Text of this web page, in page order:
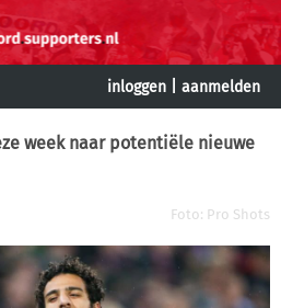
inloggen aanmelden
week naar potentiële nieuwe
Foto: Pro Shots